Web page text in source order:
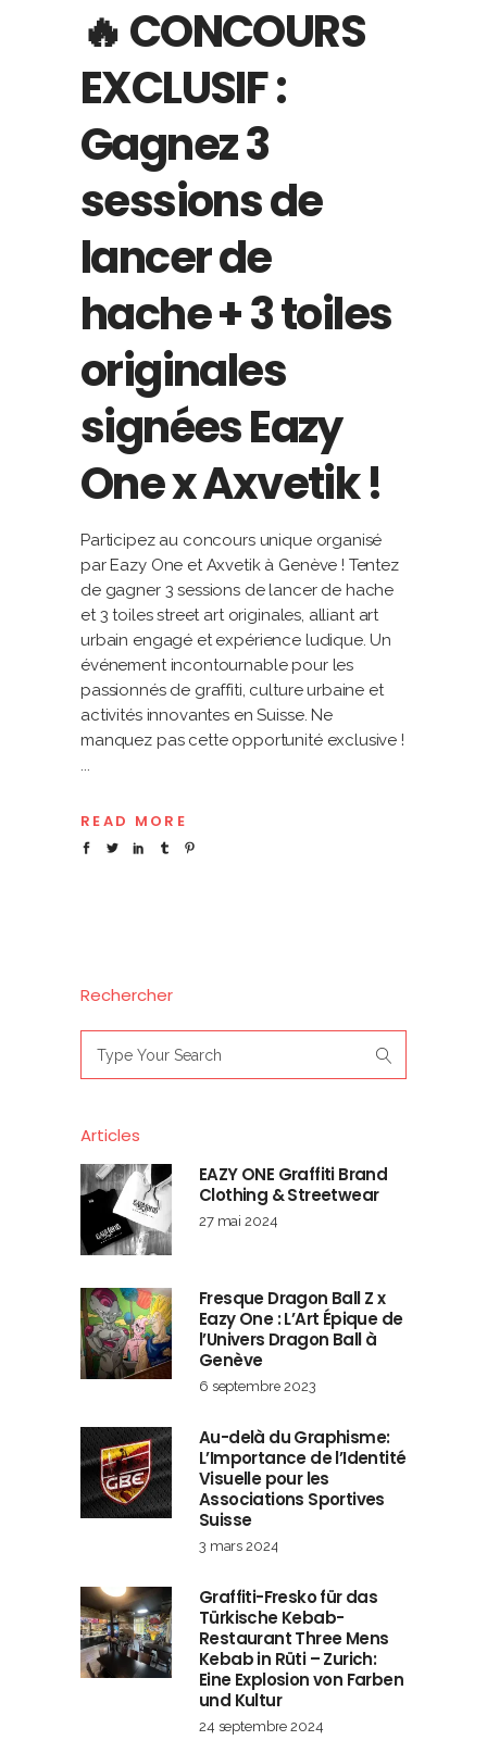
🔥 CONCOURS
EXCLUSIF :
Gagnez 3
sessions de
lancer de
hache + 3 toiles
originales
signées Eazy
One x Axvetik !
Participez au concours unique organisé
par Eazy One et Axvetik à Genève ! Tentez
de gagner 3 sessions de lancer de hache
et 3 toiles street art originales, alliant art
urbain engagé et expérience ludique. Un
événement incontournable pour les
passionnés de graffiti, culture urbaine et
activités innovantes en Suisse. Ne
manquez pas cette opportunité exclusive !
READ MORE
Rechercher
for:
Articles
EAZY ONE Graffiti Brand
Clothing & Streetwear
27 mai 2024
Fresque Dragon Ball Z x
Eazy One : L’Art Épique de
l’Univers Dragon Ball à
Genève
6 septembre 2023
Au-delà du Graphisme:
L’Importance de l’Identité
Visuelle pour les
Associations Sportives
Suisse
3 mars 2024
Graffiti-Fresko für das
Türkische Kebab-
Restaurant Three Mens
Kebab in Rüti – Zurich:
Eine Explosion von Farben
und Kultur
24 septembre 2024